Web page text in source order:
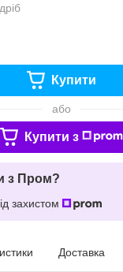
Купити
або
Купити з
з Пром?
захистом
Доставка